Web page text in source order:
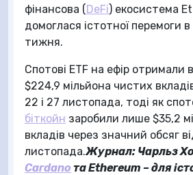
фінансова (DeFi) екосистема
домоглася істотної перемоги
тижня.
Спотові ETF на ефір отримали
$224,9 мільйона чистих
22 і 27 листопада, тоді як
біткойн заробили лише $35,2
вкладів через значний обсяг
листопада.Журнал: Чарльз
Cardano та Ethereum – для